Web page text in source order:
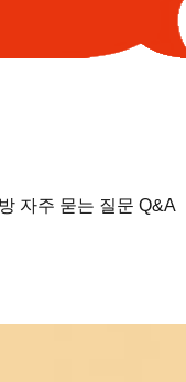
자주 묻는 질문 Q&A